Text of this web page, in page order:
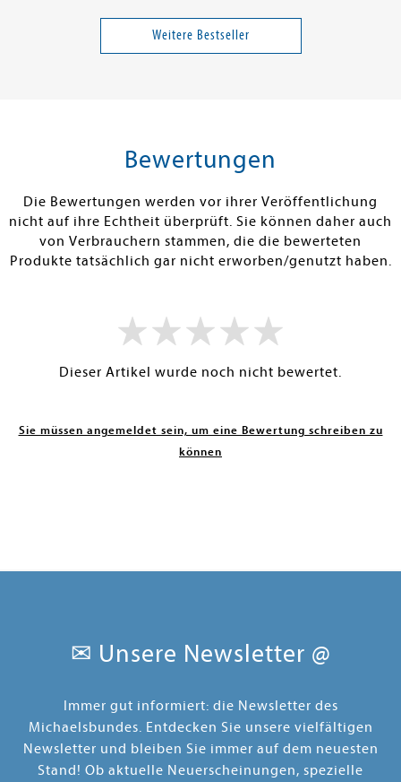
Sonnenfinsternis über
Europa
Vorbestellen
Weitere Bestseller
Bewertungen
Die Bewertungen werden vor ihrer Veröffentlichung
nicht auf ihre Echtheit überprüft. Sie können daher auch
von Verbrauchern stammen, die die bewerteten
Produkte tatsächlich gar nicht erworben/genutzt haben.
Dieser Artikel wurde noch nicht bewertet.
Sie müssen angemeldet sein, um eine Bewertung schreiben zu
können
✉ Unsere Newsletter @
Immer gut informiert: die Newsletter des
Michaelsbundes. Entdecken Sie unsere vielfältigen
Newsletter und bleiben Sie immer auf dem neuesten
Stand! Ob aktuelle Neuerscheinungen, spezielle